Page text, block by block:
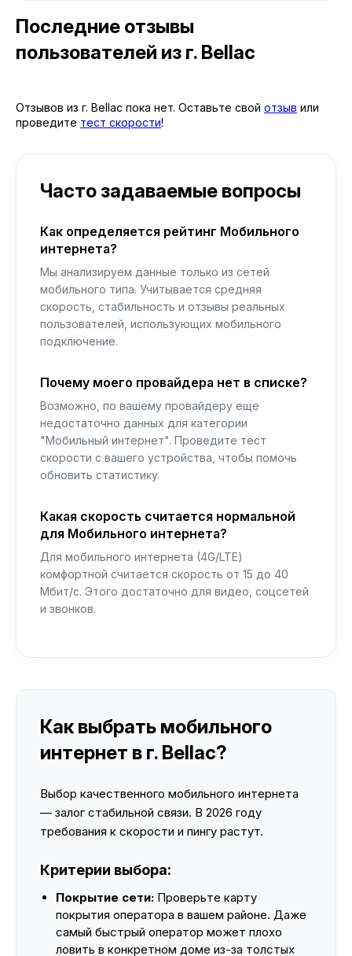
Последние отзывы
пользователей из г. Bellac
Отзывов из г. Bellac пока нет. Оставьте свой отзыв или
проведите тест скорости!
Часто задаваемые вопросы
Как определяется рейтинг Мобильного
интернета?
Мы анализируем данные только из сетей
мобильного типа. Учитывается средняя
скорость, стабильность и отзывы реальных
пользователей, использующих мобильного
подключение.
Почему моего провайдера нет в списке?
Возможно, по вашему провайдеру еще
недостаточно данных для категории
"Мобильный интернет". Проведите тест
скорости с вашего устройства, чтобы помочь
обновить статистику.
Какая скорость считается нормальной
для Мобильного интернета?
Для мобильного интернета (4G/LTE)
комфортной считается скорость от 15 до 40
Мбит/с. Этого достаточно для видео, соцсетей
и звонков.
Как выбрать мобильного
интернет в г. Bellac?
Выбор качественного мобильного интернета
— залог стабильной связи. В 2026 году
требования к скорости и пингу растут.
Критерии выбора:
Покрытие сети: Проверьте карту
покрытия оператора в вашем районе. Даже
самый быстрый оператор может плохо
ловить в конкретном доме из-за толстых